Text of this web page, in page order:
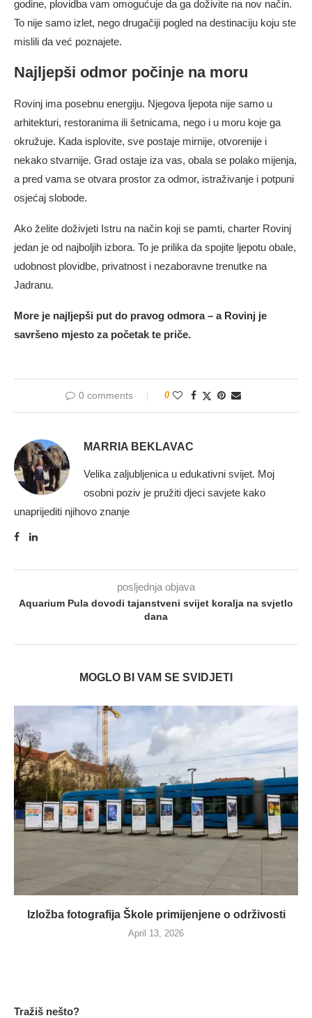
godine, plovidba vam omogućuje da ga doživite na nov način.
To nije samo izlet, nego drugačiji pogled na destinaciju koju ste
mislili da već poznajete.
Najljepši odmor počinje na moru
Rovinj ima posebnu energiju. Njegova ljepota nije samo u
arhitekturi, restoranima ili šetnicama, nego i u moru koje ga
okružuje. Kada isplovite, sve postaje mirnije, otvorenije i
nekako stvarnije. Grad ostaje iza vas, obala se polako mijenja,
a pred vama se otvara prostor za odmor, istraživanje i potpuni
osjećaj slobode.
Ako želite doživjeti Istru na način koji se pamti, charter Rovinj
jedan je od najboljih izbora. To je prilika da spojite ljepotu obale,
udobnost plovidbe, privatnost i nezaboravne trenutke na
Jadranu.
More je najljepši put do pravog odmora – a Rovinj je
savršeno mjesto za početak te priče.
0 comments 0
MARRIA BEKLAVAC
Velika zaljubljenica u edukativni svijet. Moj
osobni poziv je pružiti djeci savjete kako
unaprijediti njihovo znanje
posljednja objava
Aquarium Pula dovodi tajanstveni svijet koralja na svjetlo
dana
MOGLO BI VAM SE SVIDJETI
Izložba fotografija Škole primijenjene o održivosti
April 13, 2026
Tražiš nešto?